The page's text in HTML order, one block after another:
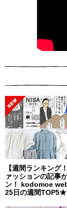
【週間ランキング
ァッションの記事
ン！ kodomoe
25日の週間TOP5★